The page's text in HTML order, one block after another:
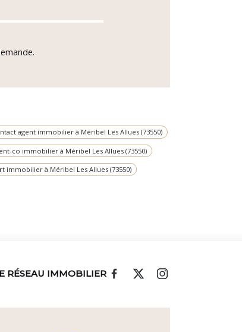
agent immobilier à Méribel Les Allues (73550)
co immobilier à Méribel Les Allues (73550)
immobilier à Méribel Les Allues (73550)
RÉSEAU IMMOBILIER